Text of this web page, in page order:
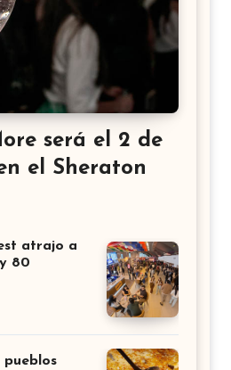
será el 2 de
el Sheraton
atrajo a
80
pueblos